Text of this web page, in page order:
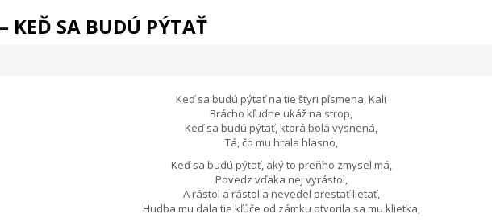
KEĎ SA BUDÚ PÝTAŤ
Keď sa budú pýtať na tie štyri písmena, Kali
Brácho kľudne ukáž na strop,
Keď sa budú pýtať, ktorá bola vysnená,
Tá, čo mu hrala hlasno,
Keď sa budú pýtať, aký to preňho zmysel má,
Povedz vďaka nej vyrástol,
A rástol a rástol a nevedel prestať lietať,
Hudba mu dala tie kľúče od zámku otvorila sa mu klietka,